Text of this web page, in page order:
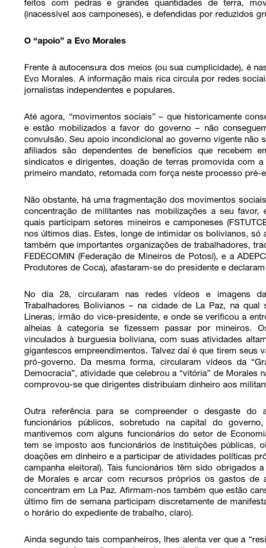
feitos com pedras e grandes quantidades de terra,
(inacessível aos camponeses), e defendidas por reduzidos
O “apoio” a Evo Morales
Frente à autocensura dos meios (ou sua cumplicidade), é
Evo Morales. A informação mais rica circula por redes
jornalistas independentes e populares.
Até agora, “movimentos sociais” – que historicamente
e estão mobilizados a favor do governo – não
convulsão. Seu apoio incondicional ao governo vigente não
afiliados são dependentes de benefícios que recebem
sindicatos e dirigentes, doação de terras promovida com
primeiro mandato, retomada com força neste processo pré-
Não obstante, há uma fragmentação dos movimentos
concentração de militantes nas mobilizações a seu
quais participam setores mineiros e camponeses
nos últimos dias. Estes, longe de intimidar os bolivianos, só
também que importantes organizações de trabalhadores,
FEDECOMIN (Federação de Mineiros de Potosí), e a
Produtores de Coca), afastaram-se do presidente e
No dia 28, circularam nas redes vídeos e imagens
Trabalhadores Bolivianos – na cidade de La Paz, na
Lineras, irmão do vice-presidente, e onde se verificou a
alheias à categoria se fizessem passar por mineiros.
vinculados à burguesia boliviana, com suas atividades
gigantescos empreendimentos. Talvez daí é que tirem seus
pró-governo. Da mesma forma, circularam vídeos da
Democracia”, atividade que celebrou a “vitória” de Morales
comprovou-se que dirigentes distribuíam dinheiro aos
Outra referência para se compreender o desgaste
funcionários públicos, sobretudo na capital do
mantivemos com alguns funcionários do setor de
tem se imposto aos funcionários de instituições públicas,
doações em dinheiro e a participar de atividades políticas
campanha eleitoral). Tais funcionários têm sido obrigados
de Morales e arcar com recursos próprios os gastos de
concentram em La Paz. Afirmam-nos também que estão
último fim de semana participam discretamente de
o horário do expediente de trabalho, claro).
Ainda segundo tais companheiros, lhes alenta ver que a